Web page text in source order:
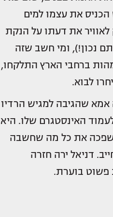
את עצמו למים
את דעתו על הנקת
נכון!), ומי חשב שזה
ברחבי הארץ התלקחו,
לבוא.
שהגיבה למגיש הרדיו
האינסטגרם שלו. היא
שפכה את כל מה שחשבה
דניאל ירה חזרה
פשוט בוערת.